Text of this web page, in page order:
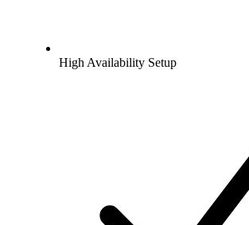
High Availability Setup